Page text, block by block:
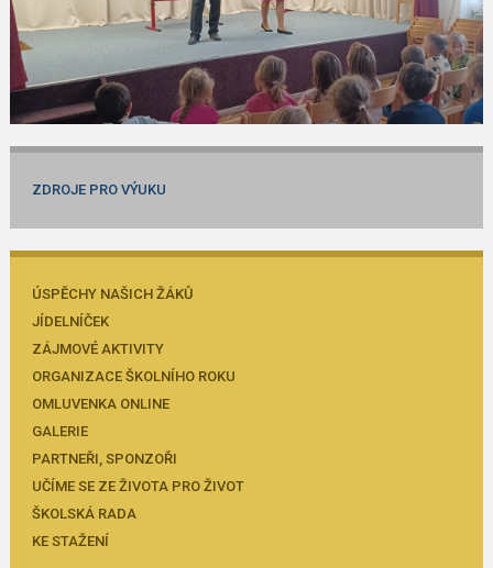
ZDROJE PRO VÝUKU
ÚSPĚCHY NAŠICH ŽÁKŮ
JÍDELNÍČEK
ZÁJMOVÉ AKTIVITY
ORGANIZACE ŠKOLNÍHO ROKU
OMLUVENKA ONLINE
GALERIE
PARTNEŘI, SPONZOŘI
UČÍME SE ZE ŽIVOTA PRO ŽIVOT
ŠKOLSKÁ RADA
KE STAŽENÍ